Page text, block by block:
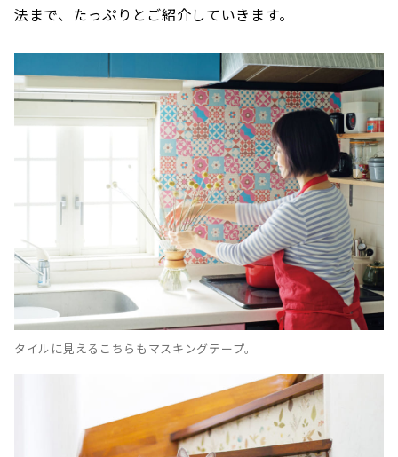
法まで、たっぷりとご紹介していきます。
タイルに見えるこちらもマスキングテープ。